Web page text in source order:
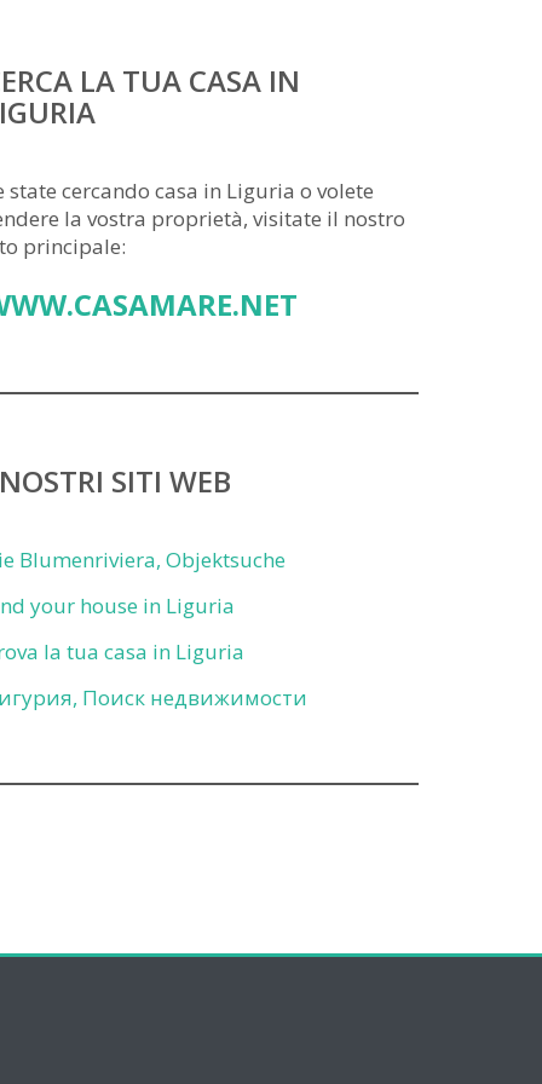
LA TUA CASA IN
state cercando casa in Liguria o volete
la vostra proprietà, visitate il nostro
principale:
SITI WEB
Blumenriviera, Objektsuche
your house in Liguria
la tua casa in Liguria
Поиск недвижимости